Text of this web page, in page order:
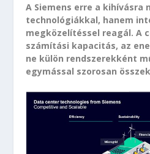
A Siemens erre a kihívásra
technológiákkal, hanem
megközelítéssel reagál. A
számítási kapacitás, az
ne külön rendszerekként
egymással szorosan